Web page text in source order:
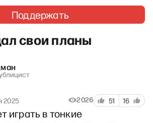
Поддержать
свои планы
2025 2026 51 16
играть в тонкие